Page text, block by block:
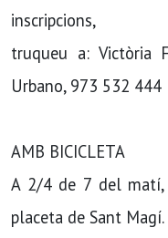
inscripcions,
truqueu a: Victòria
Urbano, 973 532 444
AMB BICICLETA
A 2/4 de 7 del
placeta de Sant Magí.